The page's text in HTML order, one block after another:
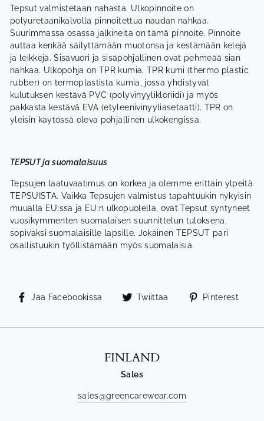
Tepsut valmistetaan nahasta. Ulkopinnoite on
polyuretaanikalvolla pinnoitettua naudan nahkaa.
Suurimmassa osassa jalkineita on tämä pinnoite. Pinnoite
auttaa kenkää säilyttämään muotonsa ja kestämään kelejä
ja leikkejä. Sisävuori ja sisäpohjallinen ovat pehmeää sian
nahkaa. Ulkopohja on TPR kumia. TPR kumi (thermo plastic
rubber) on termoplastista kumia, jossa yhdistyvät
kulutuksen kestävä PVC (polyvinyylikloriidi) ja myös
pakkasta kestävä EVA (etyleenivinyyliasetaatti). TPR on
yleisin käytössä oleva pohjallinen ulkokengissä.
TEPSUT ja suomalaisuus
Tepsujen laatuvaatimus on korkea ja olemme erittäin ylpeitä
TEPSUISTA. Vaikka Tepsujen valmistus tapahtuukin nykyisin
muualla EU:ssa ja EU:n ulkopuolella, ovat Tepsut syntyneet
vuosikymmenten suomalaisen suunnittelun tuloksena,
sopivaksi suomalaisille lapsille. Jokainen TEPSUT pari
osallistuukin työllistämään myös suomalaisia.
Jaa Facebookissa
Jaa
Twiittaa
Tweet
Pinterest
FINLAND
Sales
sales@greencarewear.com